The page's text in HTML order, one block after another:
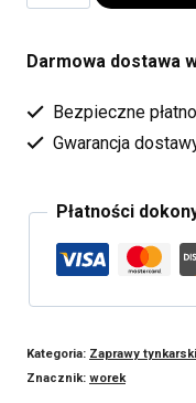
Darmowa dostawa
Bezpieczne
Gwarancja
Płatności
Kategoria: Zaprawy
Znacznik: worek